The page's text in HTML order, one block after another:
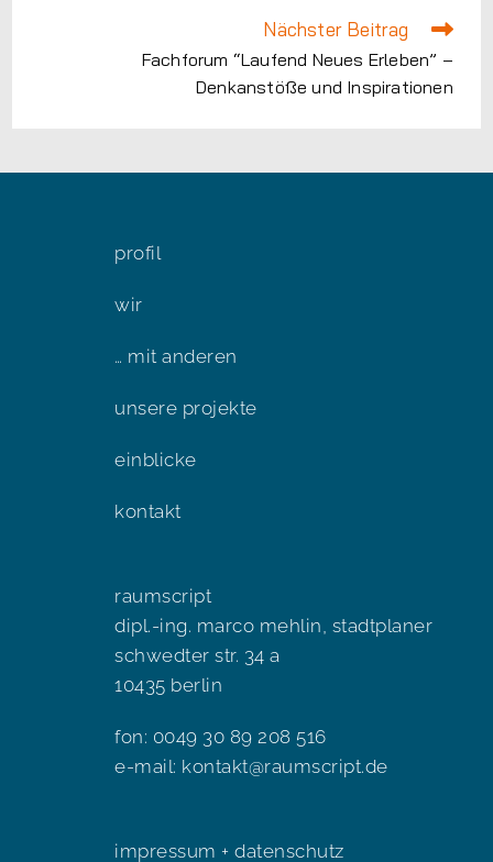
Nächster Beitrag
Fachforum “Laufend Neues Erleben” –
Denkanstöße und Inspirationen
profil
wir
… mit anderen
unsere projekte
einblicke
kontakt
raumscript
dipl.-ing. marco mehlin, stadtplaner
schwedter str. 34 a
10435 berlin
fon: 0049 30 89 208 516
e-mail: kontakt@raumscript.de
impressum + datenschutz